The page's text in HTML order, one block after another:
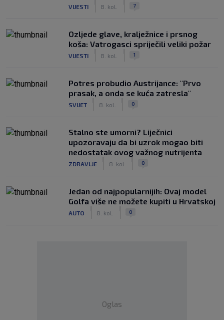
VIJESTI 8. kol. 7
Ozljede glave, kralježnice i prsnog
koša: Vatrogasci spriječili veliki požar
VIJESTI 8. kol. 1
Potres probudio Austrijance: "Prvo
prasak, a onda se kuća zatresla"
SVIJET 8. kol. 0
Stalno ste umorni? Liječnici
upozoravaju da bi uzrok mogao biti
nedostatak ovog važnog nutrijenta
ZDRAVLJE 8. kol. 0
Jedan od najpopularnijih: Ovaj model
Golfa više ne možete kupiti u Hrvatskoj
AUTO 8. kol. 0
Oglas